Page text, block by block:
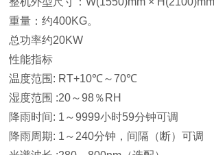
重量：约400KG。
总功率约20KW
性能指标
温度范围: RT+10℃～70℃
湿度范围 :20～98％RH
降雨时间: 1～9999小时59分钟可调
降雨周期: 1～240分钟，间隔（断）可调